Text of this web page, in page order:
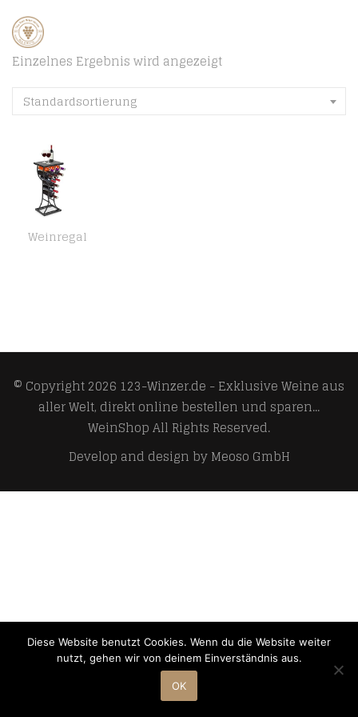
Einzelnes Ergebnis wird angezeigt
Standardsortierung
Weinregal
© Copyright 2026 123-Winzer.de - Exklusive Weine aus
aller Welt, direkt online bestellen und sparen...
WeinShopAll Rights Reserved.
Develop and design byMeoso GmbH
Diese Website benutzt Cookies. Wenn du die Website weiter
nutzt, gehen wir von deinem Einverständnis aus.
OK